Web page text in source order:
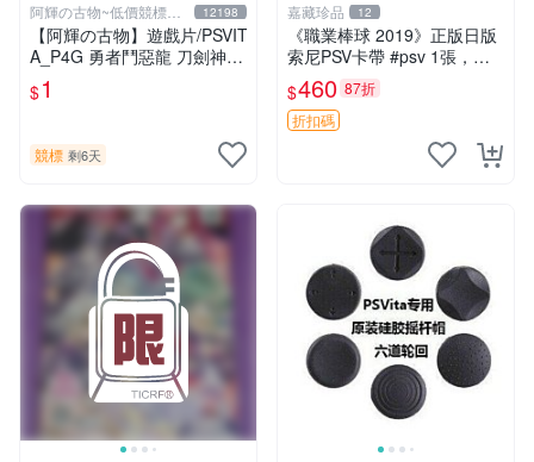
阿輝の古物~低價競標五
六日結標
12198
【阿輝の古物】遊戲片/PSVIT
A_P4G 勇者鬥惡龍 刀劍神域
一批合售_1元起標無底價_#F
31
$1
競標 剩6天
嘉藏珍品 12
《職業棒球 2019》正版日版
索尼PSV卡帶 #psv 1張，同
時購第二張起可減張， 成色
如圖，原相機拍攝，一卡一
拍，因相機，光線環境等因
$460 87折
折扣碼